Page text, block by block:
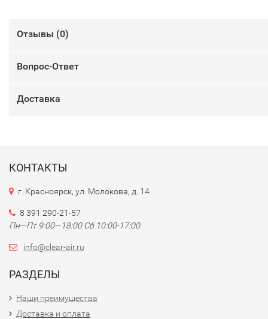
Отзывы (0)
Вопрос-Ответ
Доставка
КОНТАКТЫ
г. Красноярск, ул. Молокова, д. 14
8 391 290-21-57
Пн—Пт 9:00—18:00 Сб 10:00-17:00
info@clear-air.ru
РАЗДЕЛЫ
Наши преимущества
Доставка и оплата